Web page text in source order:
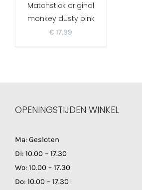
Matchstick original
monkey dusty pink
€ 17,99
OPENINGSTIJDEN WINKEL
Ma: Gesloten
Di: 10.00 – 17.30
Wo: 10.00 – 17.30
Do: 10.00 – 17.30